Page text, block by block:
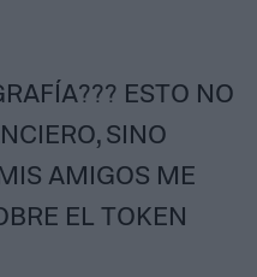
ESTO NO
SINO
AMIGOS ME
EL TOKEN